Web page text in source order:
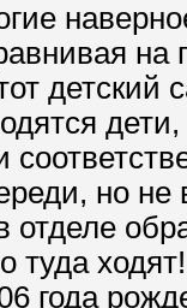
на
но
отделе
туда
года